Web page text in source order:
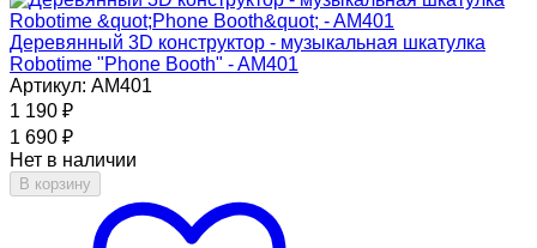
Деревянный 3D конструктор - музыкальная шкатулка
Robotime "Phone Booth" - AM401
Артикул: AM401
1 190 ₽
1 690 ₽
Нет в наличии
В корзину